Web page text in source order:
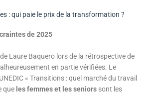
: qui paie le prix de la transformation ?
de 2025
Laure Baquero lors de la rétrospective de
en partie vérifiées. Le
« Transitions : quel marché du travail
que les femmes et les seniorssont les